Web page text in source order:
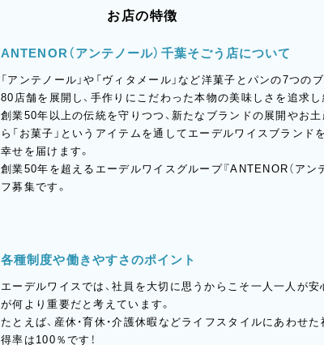
お店の特徴
ANTENOR（アンテノール）千葉そごう店について
「アンテノール」や「ヴィタメール」など洋菓子とパンの7つ
80店舗を展開し、手作りにこだわった本物の美味しさを追求
創業50年以上の伝統を守りつつ、新たなブランドの展開やお
ら「お菓子」というアイテムを通してエーデルワイスブラン
幸せを届けます。
創業50年を超えるエーデルワイスグループ『ANTENOR（アン
フ募集です。
各種制度や働きやすさのポイント
エーデルワイスでは、社員を大切に思うからこそ一人一人が
が何より重要だと考えています。
たとえば、産休・育休・介護休暇などライフスタイルにあわせ
得率は100％です！